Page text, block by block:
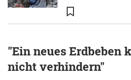
"Ein neues Erdbeben
nicht verhindern"